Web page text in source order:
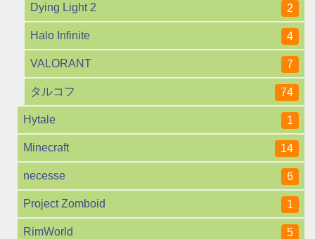
Dying Light 2 2
Halo Infinite 4
VALORANT 7
タルコフ 74
Hytale 1
Minecraft 14
necesse 6
Project Zomboid 1
RimWorld 5